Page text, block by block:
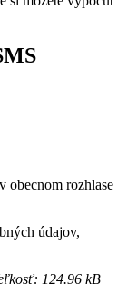
obecnom rozhlase
údajov,
124.96 kB